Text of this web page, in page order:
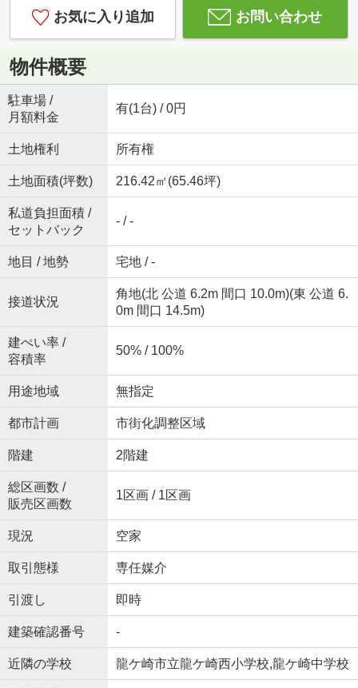
お気に入り追加 お問い合わせ
物件概要
駐車場 /
月額料金
有(1台) / 0円
土地権利 所有権
土地面積(坪数) 216.42㎡(65.46坪)
私道負担面積 /
セットバック
- / -
地目 / 地勢 宅地 / -
接道状況
角地(北 公道 6.2m 間口 10.0m)(東 公道 6.
0m 間口 14.5m)
建ぺい率 /
容積率
50% / 100%
用途地域 無指定
都市計画 市街化調整区域
階建 2階建
総区画数 /
販売区画数
1区画 / 1区画
現況 空家
取引態様 専任媒介
引渡し 即時
建築確認番号 -
近隣の学校 龍ケ崎市立龍ケ崎西小学校,龍ケ崎中学校